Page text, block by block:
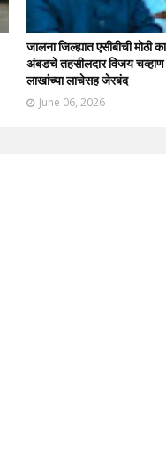
जालना जिल्ह्यात एसीबीची मोठी
अंबडचे तहसीलदार विजय
लाखांच्या लाचेसह जेरबंद
June 06, 2026